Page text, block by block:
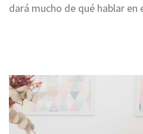
dará mucho de qué hablar en